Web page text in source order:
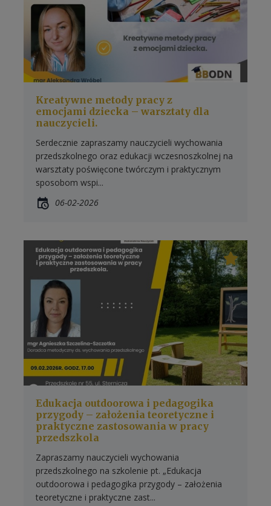
Kreatywne metody pracy z
emocjami dziecka – warsztaty dla
nauczycieli.
Serdecznie zapraszamy nauczycieli wychowania
przedszkolnego oraz edukacji wczesnoszkolnej na
warsztaty poświęcone twórczym i praktycznym
sposobom wspi...
06-02-2026
Edukacja outdoorowa i pedagogika
przygody – założenia teoretyczne i
praktyczne zastosowania w pracy
przedszkola
Zapraszamy nauczycieli wychowania
przedszkolnego na szkolenie pt. „Edukacja
outdoorowa i pedagogika przygody – założenia
teoretyczne i praktyczne zast...